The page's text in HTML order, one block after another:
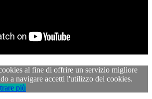
al fine di offrire un servizio migliore
a navigare accetti l'utilizzo dei cookies.
più